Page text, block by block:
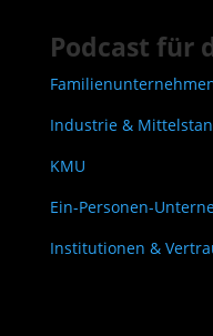
Podcast für
Industrie &
KMU
Ein-Personen-
Institutionen &